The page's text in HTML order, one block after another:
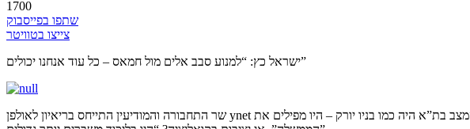
1700
שתפו בפייסבוק
צייצו בטוויטר
ישראל כץ: “למנוע סבב אלים מול חמאס – כל עוד אנחנו יכולים”
שר התחבורה והמודיעין התייחס בריאיון לאולפן ynet למתיחות הביטחונית ברצועת עזה, והבהיר: “לא נכיל שום ירי, אך אין לנו עניין להיכנס כרגע לעזה”. העומסים בכבישים: “אם המצב בת”א היה כמו בניו יורק – היו מפילים את